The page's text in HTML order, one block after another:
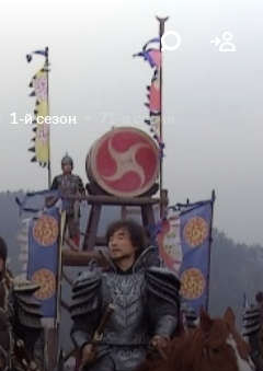
1-й сезон 71-я серия